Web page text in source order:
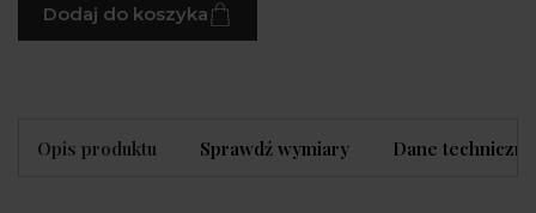
Dodaj do koszyka
Opis produktu Sprawdź wymiary Dane techniczne